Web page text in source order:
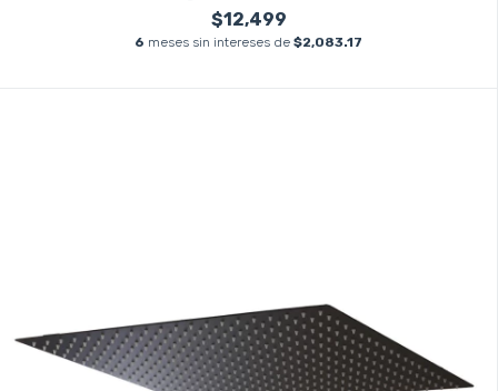
$12,499
6 meses sin intereses de $2,083.17